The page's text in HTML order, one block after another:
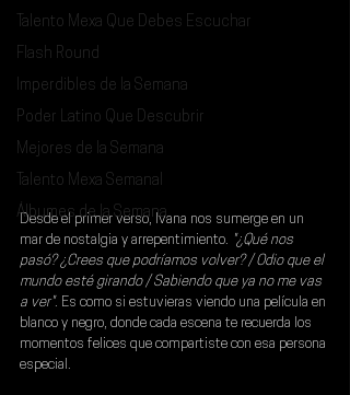
Talento Mexa Que Debes Escuchar
Flash Round
Imperdibles de la Semana
Poder Latino Que Descubrir
Mejores de la Semana
Talento Mexa Semanal
Álbumes de la Semana
Desde el primer verso, Ivana nos sumerge en un
mar de nostalgia y arrepentimiento. "¿Qué nos
pasó? ¿Crees que podríamos volver? / Odio que el
mundo esté girando / Sabiendo que ya no me vas
a ver". Es como si estuvieras viendo una película en
blanco y negro, donde cada escena te recuerda los
momentos felices que compartiste con esa persona
especial.